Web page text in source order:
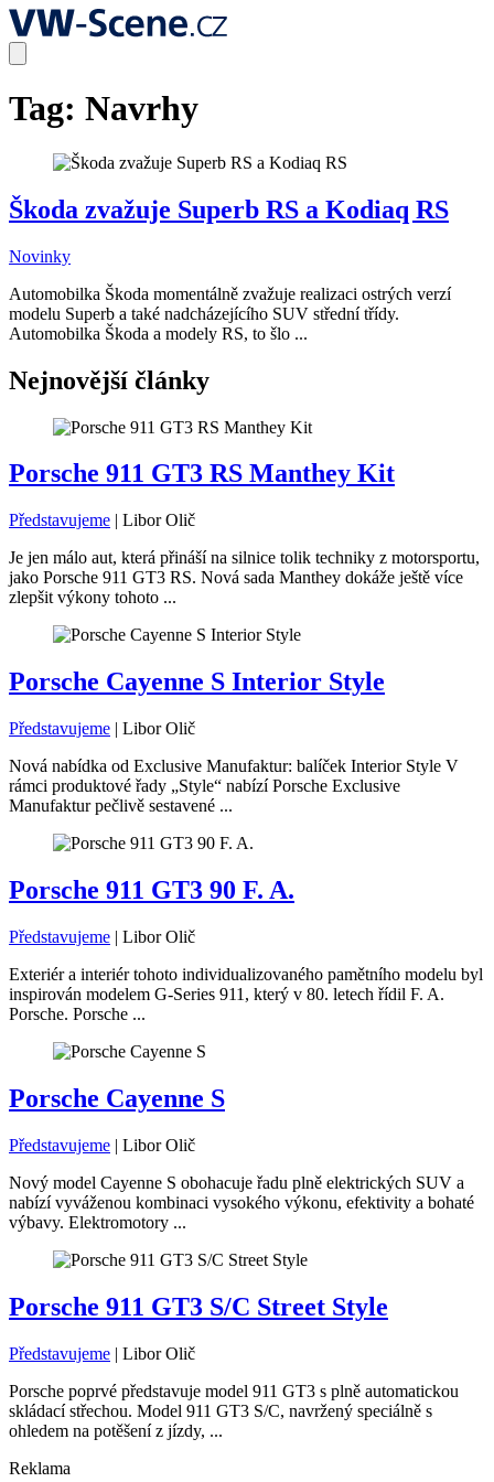
Tag: Navrhy
Škoda zvažuje Superb RS a Kodiaq RS
Novinky
Automobilka Škoda momentálně zvažuje realizaci ostrých verzí
modelu Superb a také nadcházejícího SUV střední třídy.
Automobilka Škoda a modely RS, to šlo ...
Nejnovější články
Porsche 911 GT3 RS Manthey Kit
Představujeme | Libor Olič
Je jen málo aut, která přináší na silnice tolik techniky z motorsportu,
jako Porsche 911 GT3 RS. Nová sada Manthey dokáže ještě více
zlepšit výkony tohoto ...
Porsche Cayenne S Interior Style
Představujeme | Libor Olič
Nová nabídka od Exclusive Manufaktur: balíček Interior Style V
rámci produktové řady „Style“ nabízí Porsche Exclusive
Manufaktur pečlivě sestavené ...
Porsche 911 GT3 90 F. A.
Představujeme | Libor Olič
Exteriér a interiér tohoto individualizovaného pamětního modelu byl
inspirován modelem G-Series 911, který v 80. letech řídil F. A.
Porsche. Porsche ...
Porsche Cayenne S
Představujeme | Libor Olič
Nový model Cayenne S obohacuje řadu plně elektrických SUV a
nabízí vyváženou kombinaci vysokého výkonu, efektivity a bohaté
výbavy. Elektromotory ...
Porsche 911 GT3 S/C Street Style
Představujeme | Libor Olič
Porsche poprvé představuje model 911 GT3 s plně automatickou
skládací střechou. Model 911 GT3 S/C, navržený speciálně s
ohledem na potěšení z jízdy, ...
Reklama